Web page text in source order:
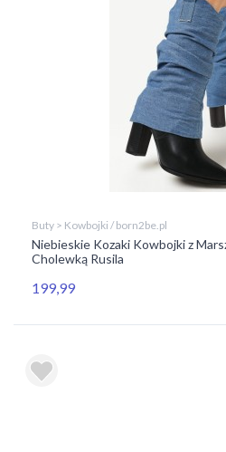
Buty > Kowbojki / born2be.pl
Niebieskie Kozaki Kowbojki z
Cholewką Rusila
199,99